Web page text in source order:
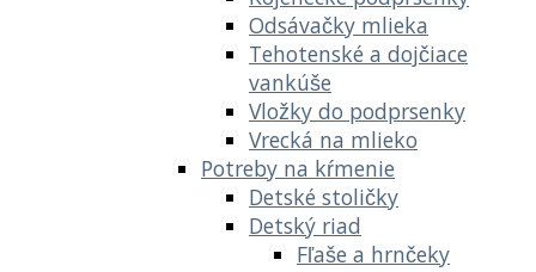
Odsávačky mlieka
Tehotenské a dojčiace
vankúše
Vložky do podprsenky
Vrecká na mlieko
Potreby na kŕmenie
Detské stoličky
Detský riad
Fľaše a hrnčeky